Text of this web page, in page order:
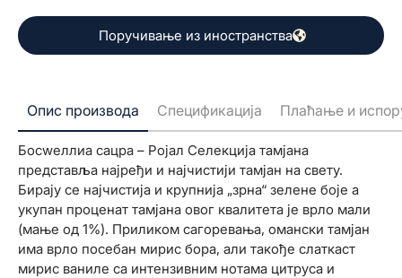
Поручивање из иностранства
Опис производа Спецификација Плаћање и
Босwеллиа сацра – Ројал Селекција тамјана
представља најређи и најчистији тамјан на свету.
Бирају се најчистија и крупнија „зрна“ зелене боје а
укупан проценат тамјана овог квалитета је врло мали
(мање од 1%). Приликом сагоревања, омански тамјан
има врло посебан мирис бора, али такође слаткаст
мирис ваниле са интензивним нотама цитруса и